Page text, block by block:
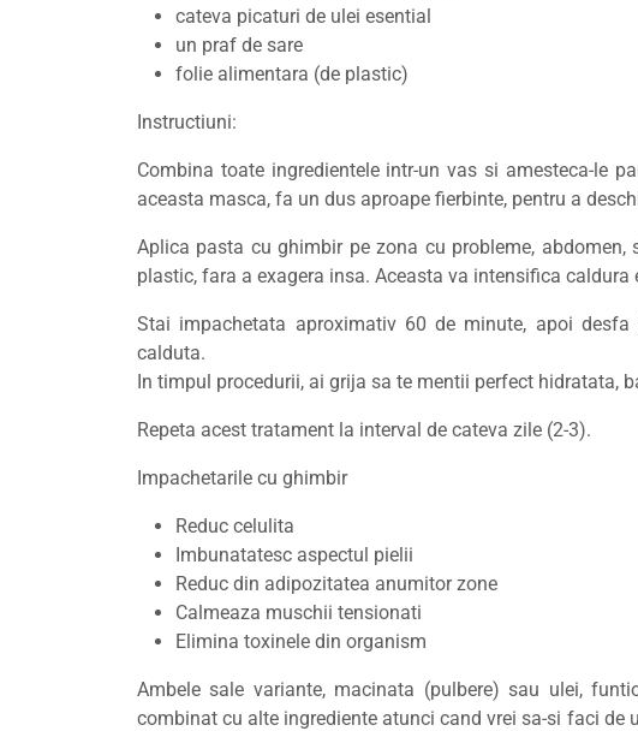
cateva picaturi de ulei esential
un praf de sare
folie alimentara (de plastic)
Instructiuni:
Combina toate ingredientele intr-un vas si amesteca-le
aceasta masca, fa un dus aproape fierbinte, pentru a
Aplica pasta cu ghimbir pe zona cu probleme,
plastic, fara a exagera insa. Aceasta va intensifica
Stai impachetata aproximativ 60 de minute, apoi
calduta.
In timpul procedurii, ai grija sa te mentii perfect hidratata,
Repeta acest tratament la interval de cateva zile (2-3).
Impachetarile cu ghimbir
Reduc celulita
Imbunatatesc aspectul pielii
Reduc din adipozitatea anumitor zone
Calmeaza muschii tensionati
Elimina toxinele din organism
Ambele sale variante, macinata (pulbere) sau ulei,
combinat cu alte ingrediente atunci cand vrei sa-si faci de